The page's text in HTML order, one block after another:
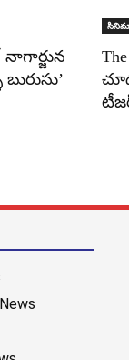
నాగార్జున